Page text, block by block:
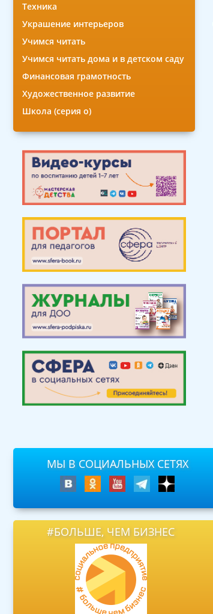
Техника
Украшение интерьеров
Учимся читать
Учимся читать дома и в детском саду
Финансовая грамотность
Художественное развитие
Школа (серия о)
МЫ В СОЦИАЛЬНЫХ СЕТЯХ
#БОЛЬШЕ, ЧЕМ БИЗНЕС